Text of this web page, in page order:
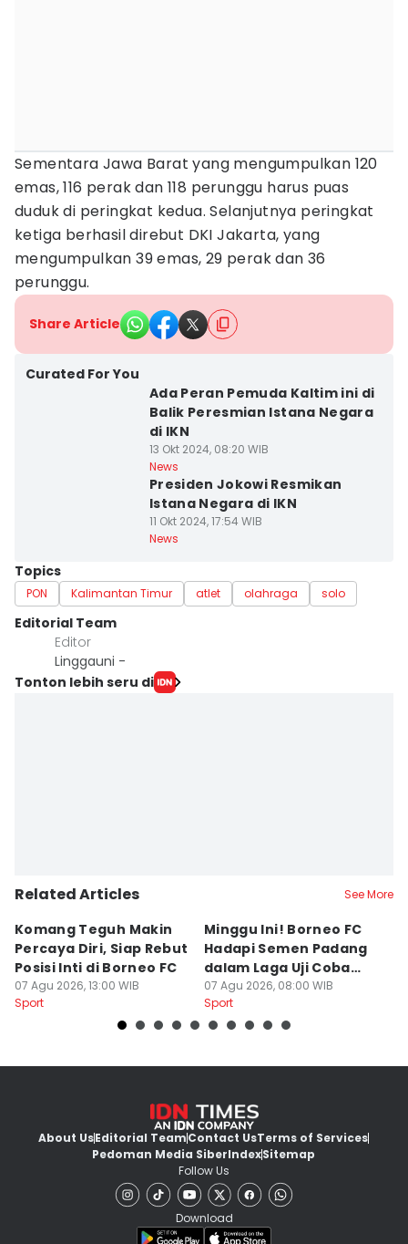
Sementara Jawa Barat yang mengumpulkan 120
emas, 116 perak dan 118 perunggu harus puas
duduk di peringkat kedua. Selanjutnya peringkat
ketiga berhasil direbut DKI Jakarta, yang
mengumpulkan 39 emas, 29 perak dan 36
perunggu.
Share Article
Curated For You
Ada Peran Pemuda Kaltim ini di
Balik Peresmian Istana Negara
di IKN
13 Okt 2024, 08:20 WIB
News
Presiden Jokowi Resmikan
Istana Negara di IKN
11 Okt 2024, 17:54 WIB
News
Topics
PON Kalimantan Timur atlet olahraga solo
Editorial Team
Editor
Linggauni -
Tonton lebih seru di
Related Articles See More
Komang Teguh Makin
Percaya Diri, Siap Rebut
Posisi Inti di Borneo FC
07 Agu 2026, 13:00 WIB
Sport
Minggu Ini! Borneo FC
Hadapi Semen Padang
dalam Laga Uji Coba
Perdana
07 Agu 2026, 08:00 WIB
Sport
About UsEditorial TeamContact UsTerms of Services
Pedoman Media SiberIndexSitemap
Follow Us
Download